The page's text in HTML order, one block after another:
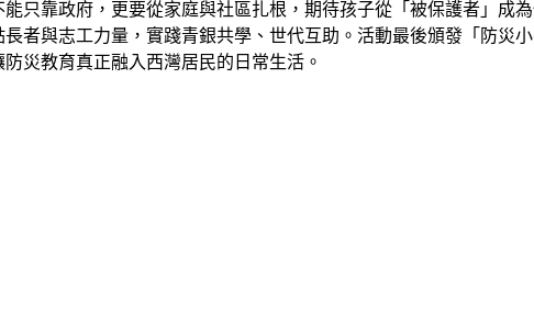
只靠政府，更要從家庭與社區扎根，期待孩子從「被保護者」成
者與志工力量，實踐青銀共學、世代互助。活動最後頒發「防災
災教育真正融入西灣居民的日常生活。